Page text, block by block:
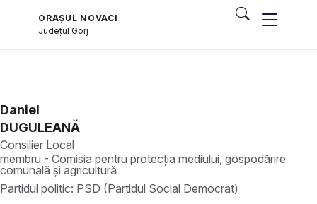
ORAȘUL NOVACI
JudețulGorj
Daniel
DUGULEANĂ
Consilier Local
membru - Comisia pentru protecția mediului, gospodărire
comunală și agricultură
Partidul politic: PSD (Partidul Social Democrat)